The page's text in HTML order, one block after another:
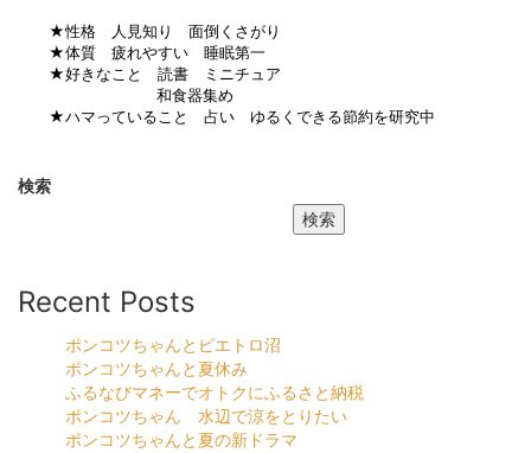
★性格 人見知り 面倒くさがり
★体質 疲れやすい 睡眠第一
★好きなこと 読書 ミニチュア
和食器集め
★ハマっていること 占い ゆるくできる節約を研究中
検索
検索
Recent Posts
ポンコツちゃんとピエトロ沼
ポンコツちゃんと夏休み
ふるなびマネーでオトクにふるさと納税
ポンコツちゃん 水辺で涼をとりたい
ポンコツちゃんと夏の新ドラマ